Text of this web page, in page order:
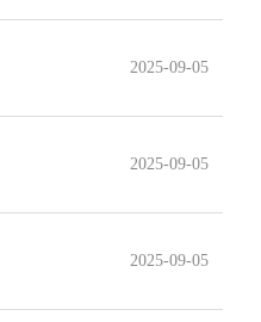
2025-09-05
2025-09-05
2025-09-05